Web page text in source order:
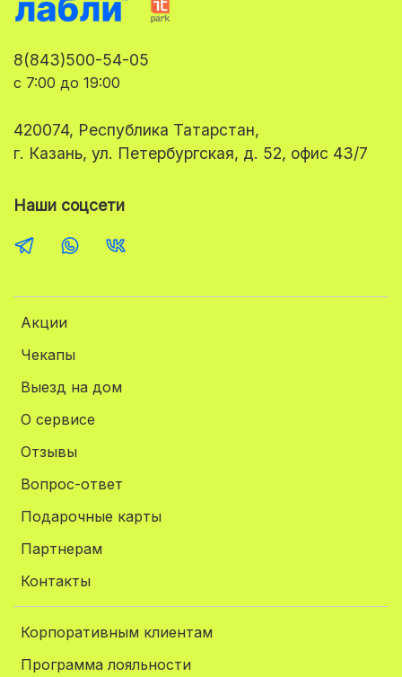
Акции
Чекапы
Выезд на дом
О сервисе
Отзывы
Вопрос-ответ
Подарочные карты
Партнерам
Контакты
Корпоративным клиентам
Программа лояльности
8(843)500-54-05
с 7:00 до 19:00
420074, Республика Татарстан,
г. Казань, ул. Петербургская, д. 52, офис 43/7
Наши соцсети